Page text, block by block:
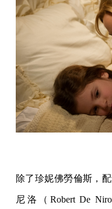
除了珍妮佛勞倫斯，
尼洛（Robert De